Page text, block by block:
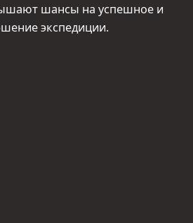
шансы на успешное и
экспедиции.